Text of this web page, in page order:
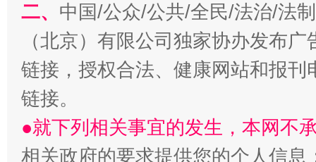
站台名比不上好声名
二、 中国/公众/公共/全民/法治/法
（北京）有限公司独家协办发布
链接，授权合法、健康网站和报
链接。
●就下列相关事宜的发生，本网不
相关政府的要求提供您的个人信息